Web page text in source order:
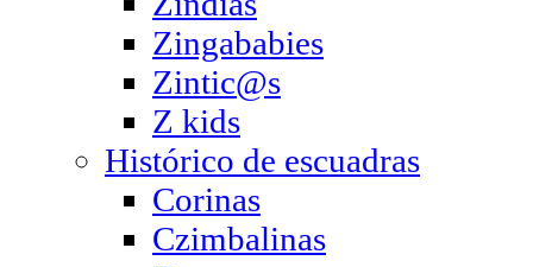
Zingababies
Zintic@s
Z kids
Histórico de escuadras
Corinas
Czimbalinas